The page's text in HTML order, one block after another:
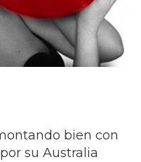
bien con
su Australia